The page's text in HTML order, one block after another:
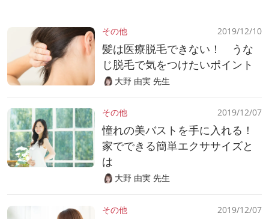
その他 2019/12/10
髪は医療脱毛できない！ うな
じ脱毛で気をつけたいポイント
大野 由実 先生
その他 2019/12/07
憧れの美バストを手に入れる！
家でできる簡単エクササイズと
は
大野 由実 先生
その他 2019/12/07